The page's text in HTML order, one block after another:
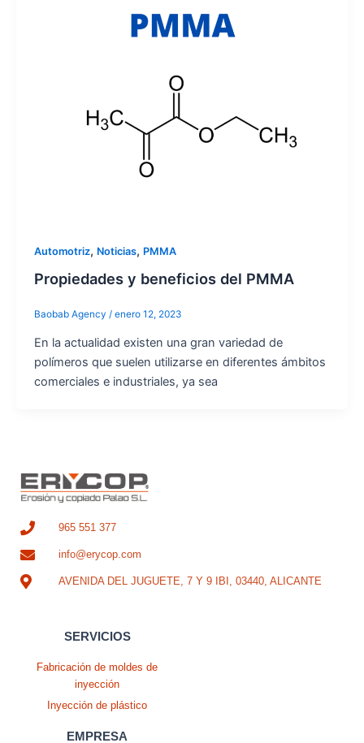
Automotriz, Noticias, PMMA
Propiedades y beneficios del PMMA
Baobab Agency / enero 12, 2023
En la actualidad existen una gran variedad de
polímeros que suelen utilizarse en diferentes ámbitos
comerciales e industriales, ya sea
965 551 377
info@erycop.com
AVENIDA DEL JUGUETE, 7 Y 9 IBI, 03440, ALICANTE
SERVICIOS
Fabricación de moldes de
inyección
Inyección de plástico
EMPRESA